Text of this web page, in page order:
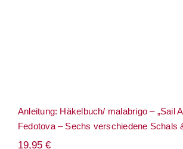
Anleitung: Häkelbuch/ malabrigo – „Sail
Fedotova – Sechs verschiedene Schals
19,95 €